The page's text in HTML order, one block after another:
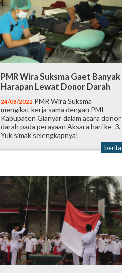
PMR Wira Suksma Gaet Banyak
Harapan Lewat Donor Darah
24/08/2022 PMR Wira Suksma
mengikat kerja sama dengan PMI
Kabupaten Gianyar dalam acara donor
darah pada perayaan Aksara hari ke-3.
Yuk simak selengkapnya!
berita